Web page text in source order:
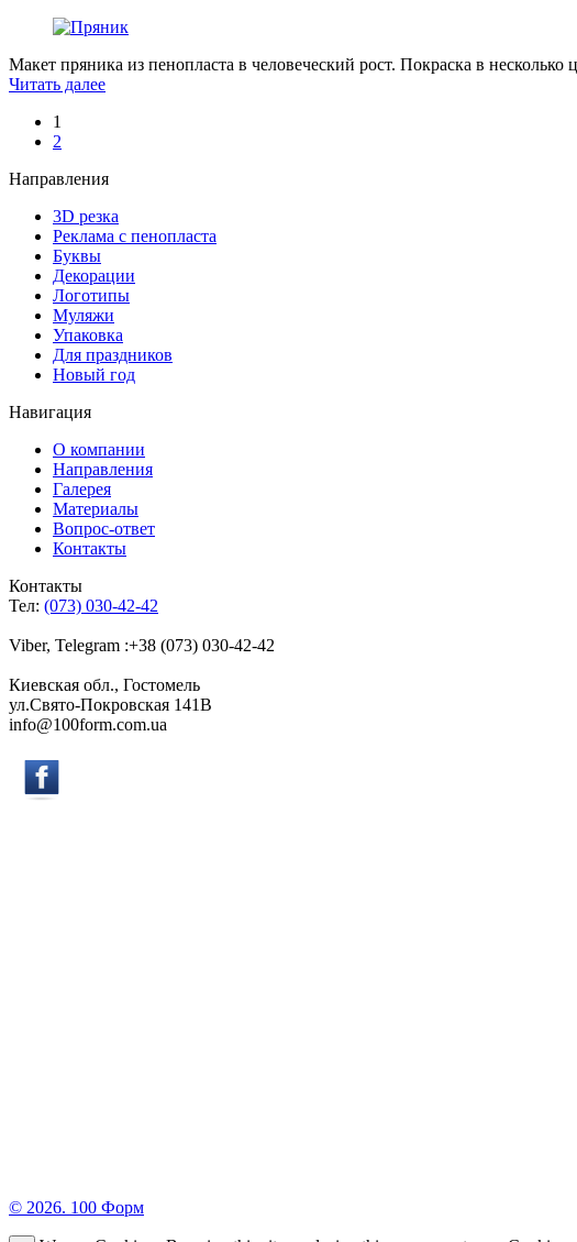
Макет пряника из пенопласта в человеческий рост. Покраска в несколько
Читать далее
1
2
Направления
3D резка
Реклама с пенопласта
Буквы
Декорации
Логотипы
Муляжи
Упаковка
Для праздников
Новый год
Навигация
О компании
Направления
Галерея
Материалы
Вопрос-ответ
Контакты
Контакты
Тел: (073) 030-42-42
Viber, Telegram :+38 (073) 030-42-42
Киевская обл., Гостомель
ул.Свято-Покровская 141B
info@100form.com.ua
© 2026. 100 Форм